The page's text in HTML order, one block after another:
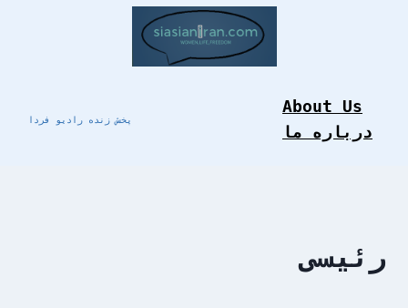
پخش زنده رادیو فردا
About Us
درباره ما
رئیسی